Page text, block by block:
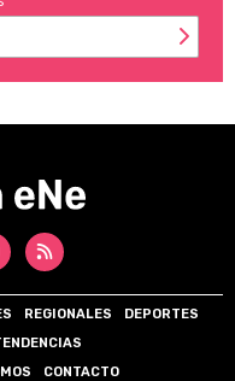
REGIONALES
DEPORTES
CONTACTO